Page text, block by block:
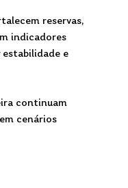
reservas,
indicadores
e
continuam
cenários